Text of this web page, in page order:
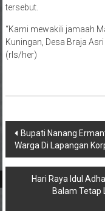
tersebut.
“Kami mewakili jamaah
Kuningan, Desa Braja
(rls/her)
Navigasi
pos
Bupati Nanang
Warga Di Lapangan
Hari Raya Idul
Balam Tetap